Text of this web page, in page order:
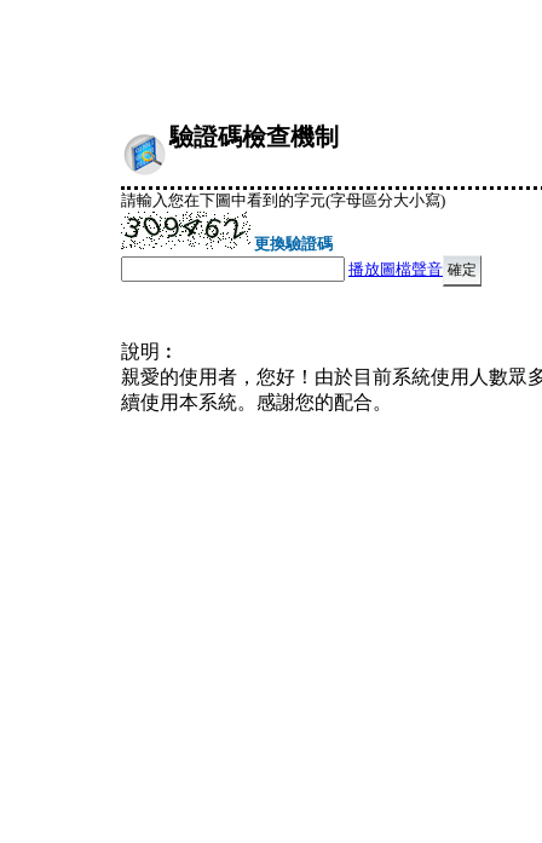
驗證碼檢查機制
請輸入您在下圖中看到的字元(字母區分大小寫)
更換驗證碼
播放圖檔聲音
說明︰
親愛的使用者，您好！由於目前系統使用人數眾
續使用本系統。感謝您的配合。